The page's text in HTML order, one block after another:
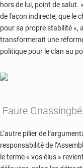
hors de lui, point de salut.
de façon indirecte, que le
pour sa propre stabilité »,
transformerait une
politique pour le clan au
Faure
L’autre pilier de
responsabilité de
le terme « vos élus »